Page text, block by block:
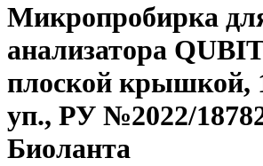
Микропробирка
анализатора
плоской крышкой,
уп., РУ №2022/
Биоланта